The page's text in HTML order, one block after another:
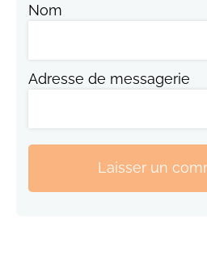
Nom
Adresse de messagerie
Laisser un